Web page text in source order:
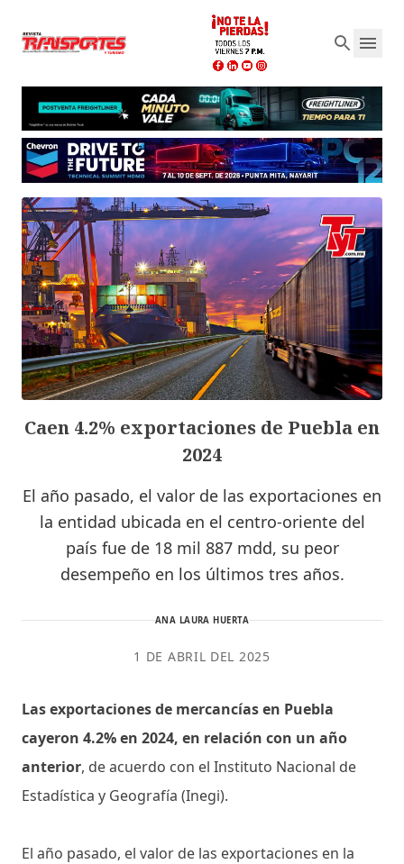
Caen 4.2% exportaciones de Puebla en
2024
El año pasado, el valor de las exportaciones en
la entidad ubicada en el centro-oriente del
país fue de 18 mil 887 mdd, su peor
desempeño en los últimos tres años.
ANA LAURA HUERTA
1 DE ABRIL DEL 2025
Las exportaciones de mercancías en Puebla
cayeron 4.2% en 2024, en relación con un año
anterior, de acuerdo con el Instituto Nacional de
Estadística y Geografía (Inegi).
El año pasado, el valor de las exportaciones en la